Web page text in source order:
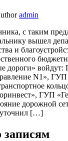
admin
с таким
вышел
и
дороги»
N1»,
ГУП
дорожной
[…]
записям